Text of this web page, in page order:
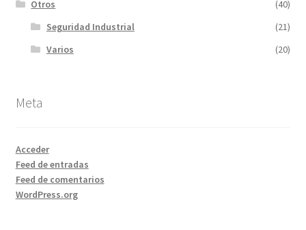
Otros
(40)
Seguridad Industrial
(21)
Varios
(20)
Meta
Acceder
Feed de entradas
Feed de comentarios
WordPress.org